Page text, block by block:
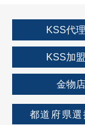
KSS代
KSS加
金物店
都道府県選